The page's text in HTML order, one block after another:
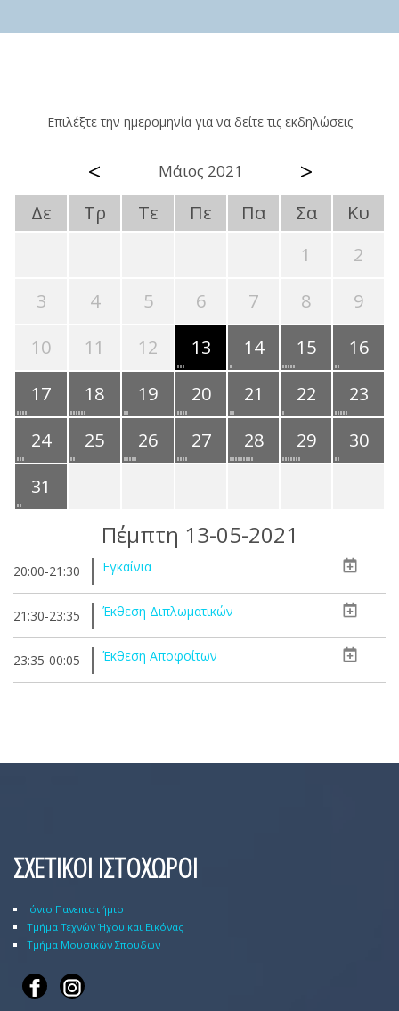
Επιλέξτε την ημερομηνία για να δείτε τις εκδηλώσεις
< Μάιος 2021 >
Δε Τρ Τε Πε Πα Σα
Κυ
1
2
3
4 5 6 7 8
9
10
11 12 13 14 15
16
17
18 19 20 21 22
23
24
25 26 27 28 29
30
31
Πέμπτη 13-05-2021
20:00-21:30 Εγκαίνια
21:30-23:35 Έκθεση Διπλωματικών
23:35-00:05 Έκθεση Αποφοίτων
ΣΧΕΤΙΚΟΙ ΙΣΤΟΧΩΡΟΙ
Ιόνιο Πανεπιστήμιο
Τμήμα Τεχνών Ήχου και Εικόνας
Τμήμα Μουσικών Σπουδών